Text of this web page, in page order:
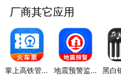
违章代码查询支持千余条交通
即获违规详情与处罚标准，助
规驾驶更安心。
3.油价信息
123违法查询提供实时油价信
厂商其它应用
掌上高铁管家 地震预警监测